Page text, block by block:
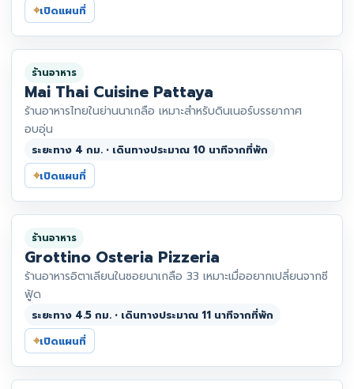
⌖เปิดแผนที่
ร้านอาหาร
Mai Thai Cuisine Pattaya
ร้านอาหารไทยในย่านนาเกลือ เหมาะสำหรับดินเนอร์บรรยากาศ
อบอุ่น
ระยะทาง 4 กม. • เดินทางประมาณ 10 นาทีจากที่พัก
⌖เปิดแผนที่
ร้านอาหาร
Grottino Osteria Pizzeria
ร้านอาหารอิตาเลียนในซอยนาเกลือ 33 เหมาะเมื่ออยากเปลี่ยนจากซี
ฟู้ด
ระยะทาง 4.5 กม. • เดินทางประมาณ 11 นาทีจากที่พัก
⌖เปิดแผนที่